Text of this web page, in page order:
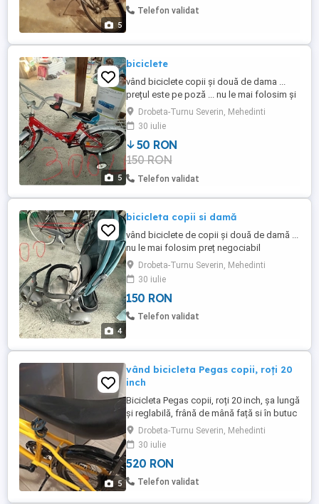
5
Telefon validat
5
biciclete
vând biciclete copii și două de dama ...
prețul este pe poză ... nu le mai folosim și
le vindem... preț negociabil
Drobeta-Turnu Severin, Mehedinti
30 iulie
50 RON
150 RON
Telefon validat
4
bicicleta copii si damă
vând biciclete de copii și două de damă ...
nu le mai folosim preț negociabil
Drobeta-Turnu Severin, Mehedinti
30 iulie
150 RON
Telefon validat
5
vând bicicleta Pegas copii, roți 20
inch
Bicicleta Pegas copii, roți 20 inch, șa lungă
și reglabilă, frână de mână față si în butuc
spate, pretabilă roți ajutătoare
Drobeta-Turnu Severin, Mehedinti
30 iulie
520 RON
Telefon validat